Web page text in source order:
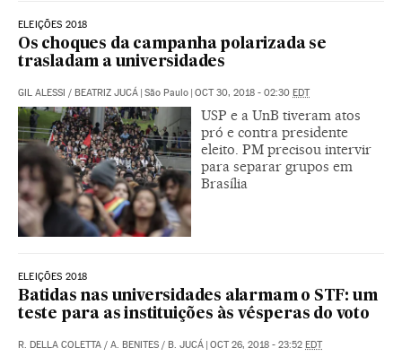
ELEIÇÕES 2018
Os choques da campanha polarizada se
trasladam a universidades
GIL ALESSI / BEATRIZ JUCÁ | São Paulo | OCT 30, 2018 - 02:30 EDT
USP e a UnB tiveram atos
pró e contra presidente
eleito. PM precisou intervir
para separar grupos em
Brasília
ELEIÇÕES 2018
Batidas nas universidades alarmam o STF: um
teste para as instituições às vésperas do voto
R. DELLA COLETTA / A. BENITES / B. JUCÁ | OCT 26, 2018 - 23:52 EDT